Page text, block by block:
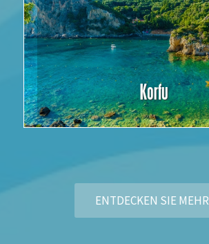
Korfu
ENTDECKEN SIE MEHR